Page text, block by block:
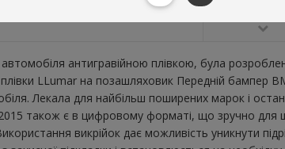
антигравійною плівкою, була
плівки LLumar на позашляховик Передній
Лекала для найбільш поширених марок і
також є в цифровому форматі, що зручно для
викрійок дає можливість уникнути